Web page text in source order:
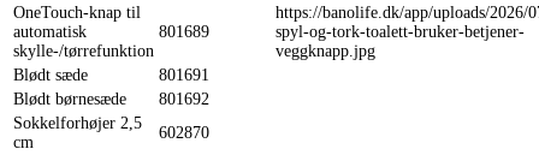
OneTouch-knap til
automatisk
skylle-/tørrefunktion
801689
https://banolife.dk/app/uploads/2026/
spyl-og-tork-toalett-bruker-betjener-
veggknapp.jpg
Blødt sæde
801691
Blødt børnesæde
801692
Sokkelforhøjer 2,5
cm
602870